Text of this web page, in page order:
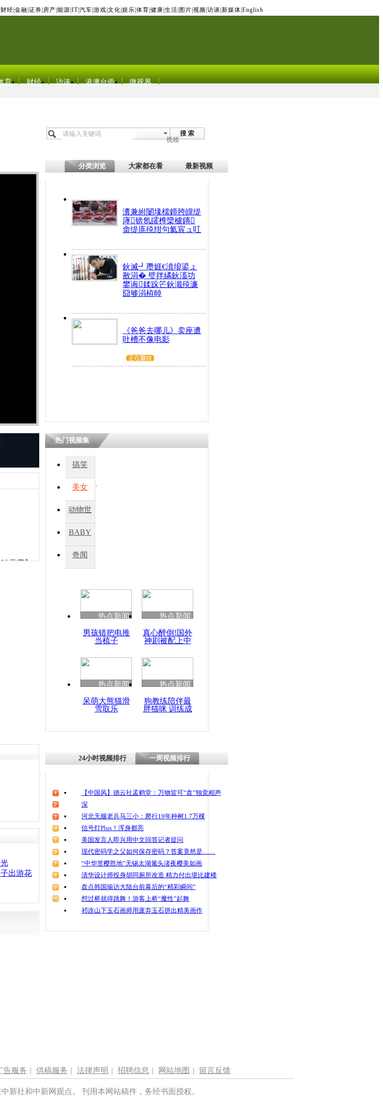
财经 金融 证券 房产 能源 IT| 汽车 游戏 文化 娱乐 体育 健康 生活 图片 视频 访谈 新媒体 English
育 财经 访谈 港澳台侨 微视界
搜 索
视频
分类浏览 大家都在看 最新视频
瀵兼紨闄堟檽鍗胯皥缇
庨锛氬皬榫欒櫨鏄
畬缇庣殑绀句氦宸ュ叿
鈥滅┛瓒娾€濆埌鍙ょ
敾涓� 璧拌繘鈥滀功
鐢诲鍒跺笀鈥濈殑濂
囧够涓栫晫
《爸爸去哪儿》卖座遭
吐槽不像电影
钟元霞】
热门视频集
搞笑
美女
动物世
BABY
秀
奇闻
热点新闻
男孩错把电推
当梳子
热点新闻
真心醉倒!国外
神剧被配上中
热点新闻
呆萌大熊猫滑
雪取乐
热点新闻
狗教练陪伴最
胖猫咪 训练成
出游花
24小时视频排行 一周视频排行
【中国风】德云社孟鹤堂：万物皆可“盘”独觉相声
深
河北无腿老兵马三小：爬行19年种树1.7万棵
信号灯Plus！浑身都亮
美国发言人即兴用中文回答记者提问
现代密码学之父如何保存密码？答案竟然是……
“中华赏樱胜地”无锡太湖鼋头渚夜樱美如画
清华设计师投身胡同厕所改造 精力付出堪比建楼
盘点韩国瑜访大陆台前幕后的“精彩瞬间”
想过桥就得跳舞！游客上桥“魔性”起舞
祁连山下玉石画师用废弃玉石拼出精美画作
告服务 | 供稿服务 | 法律声明 | 招聘信息 | 网站地图 | 留言反馈
新社和中新网观点。 刊用本网站稿件，务经书面授权。